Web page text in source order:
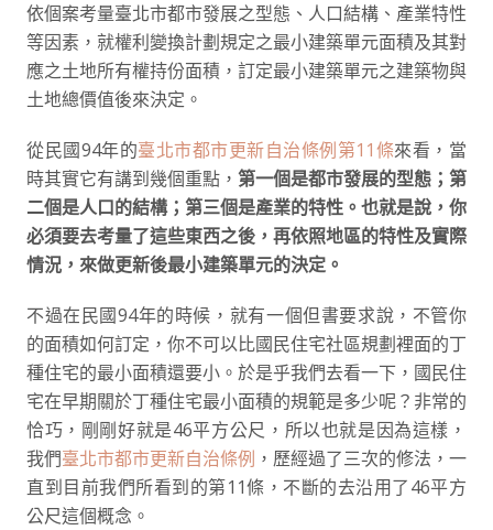
依個案考量臺北市都市發展之型態、人口結構、產業特性
等因素，就權利變換計劃規定之最小建築單元面積及其對
應之土地所有權持份面積，訂定最小建築單元之建築物與
土地總價值後來決定。
從民國94年的臺北市都市更新自治條例第11條來看，當
時其實它有講到幾個重點， 第一個是都市發展的型態；第
二個是人口的結構；第三個是產業的特性。也就是說，你
必須要去考量了這些東西之後，再依照地區的特性及實際
情況，來做更新後最小建築單元的決定。
不過在民國94年的時候，就有一個但書要求說，不管你
的面積如何訂定，你不可以比國民住宅社區規劃裡面的丁
種住宅的最小面積還要小。於是乎我們去看一下，國民住
宅在早期關於丁種住宅最小面積的規範是多少呢？非常的
恰巧，剛剛好就是46平方公尺，所以也就是因為這樣，
我們臺北市都市更新自治條例 ，歷經過了三次的修法，一
直到目前我們所看到的第11條，不斷的去沿用了46平方
公尺這個概念。